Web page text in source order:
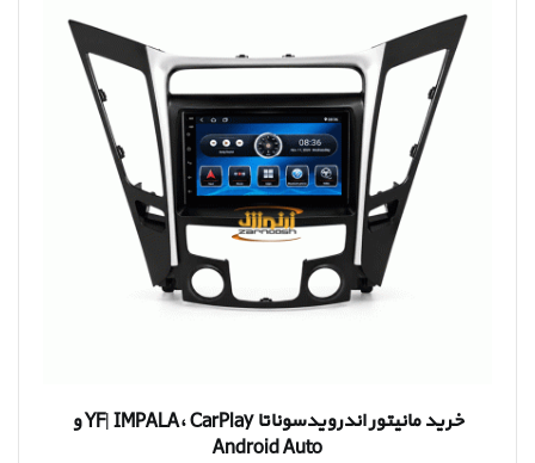
خرید مانیتور اندرویدسوناتا YF| IMPALA، CarPlay و
Android Auto